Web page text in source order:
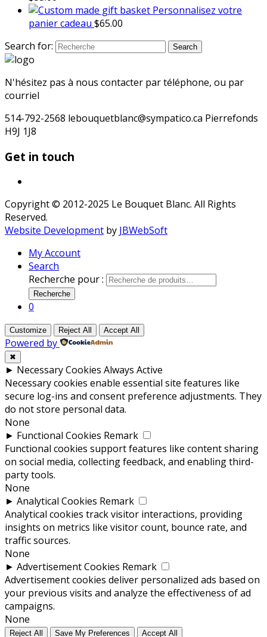
Personnalisez votre
panier cadeau $65.00
Search for:
Search
N'hésitez pas à nous contacter par téléphone, ou par
courriel
514-792-2568 lebouquetblanc@sympatico.ca Pierrefonds
H9J 1J8
Get in touch
Copyright © 2012-2025 Le Bouquet Blanc. All Rights
Reserved.
Website Development by JBWebSoft
My Account
Search
Recherche pour :
Recherche
0
Customize Reject All Accept All
Powered by
✖
► Necessary Cookies Always Active
Necessary cookies enable essential site features like
secure log-ins and consent preference adjustments. They
do not store personal data.
None
► Functional Cookies Remark
Functional cookies support features like content sharing
on social media, collecting feedback, and enabling third-
party tools.
None
► Analytical Cookies Remark
Analytical cookies track visitor interactions, providing
insights on metrics like visitor count, bounce rate, and
traffic sources.
None
► Advertisement Cookies Remark
Advertisement cookies deliver personalized ads based on
your previous visits and analyze the effectiveness of ad
campaigns.
None
Reject All Save My Preferences Accept All